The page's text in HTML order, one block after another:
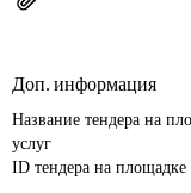
Доп. информация
Название тендера на
услуг
ID тендера на площадке